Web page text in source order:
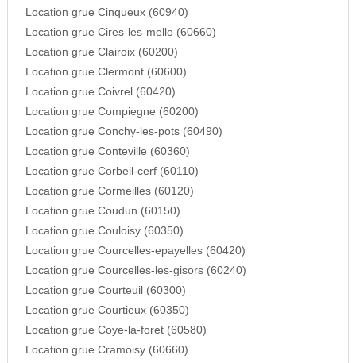
Location grue Cinqueux (60940)
Location grue Cires-les-mello (60660)
Location grue Clairoix (60200)
Location grue Clermont (60600)
Location grue Coivrel (60420)
Location grue Compiegne (60200)
Location grue Conchy-les-pots (60490)
Location grue Conteville (60360)
Location grue Corbeil-cerf (60110)
Location grue Cormeilles (60120)
Location grue Coudun (60150)
Location grue Couloisy (60350)
Location grue Courcelles-epayelles (60420)
Location grue Courcelles-les-gisors (60240)
Location grue Courteuil (60300)
Location grue Courtieux (60350)
Location grue Coye-la-foret (60580)
Location grue Cramoisy (60660)